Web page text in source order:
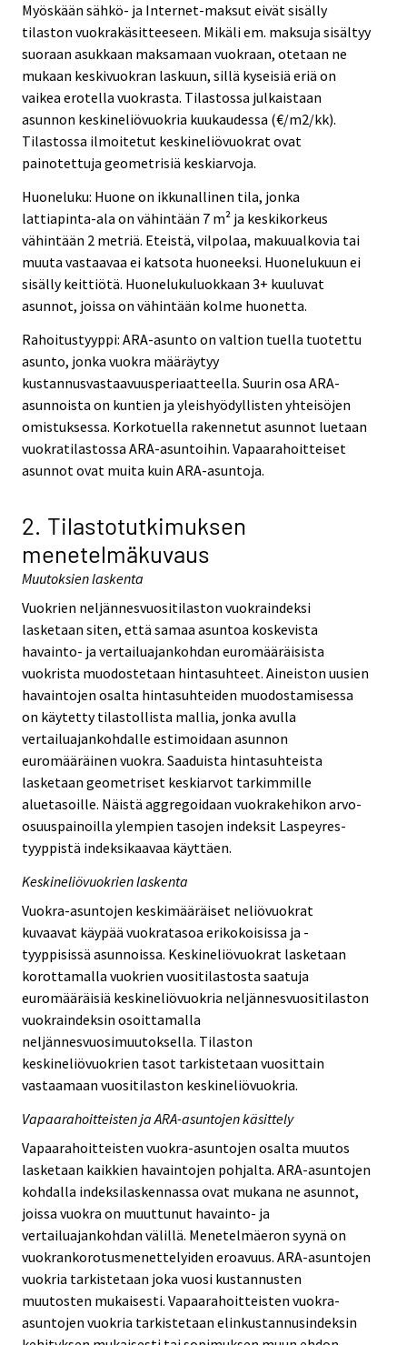
Myöskään sähkö- ja Internet-maksut eivät sisälly
tilaston vuokrakäsitteeseen. Mikäli em. maksuja sisältyy
suoraan asukkaan maksamaan vuokraan, otetaan ne
mukaan keskivuokran laskuun, sillä kyseisiä eriä on
vaikea erotella vuokrasta. Tilastossa julkaistaan
asunnon keskineliövuokria kuukaudessa (€/m2/kk).
Tilastossa ilmoitetut keskineliövuokrat ovat
painotettuja geometrisiä keskiarvoja.
Huoneluku: Huone on ikkunallinen tila, jonka
lattiapinta-ala on vähintään 7 m² ja keskikorkeus
vähintään 2 metriä. Eteistä, vilpolaa, makuualkovia tai
muuta vastaavaa ei katsota huoneeksi. Huonelukuun ei
sisälly keittiötä. Huonelukuluokkaan 3+ kuuluvat
asunnot, joissa on vähintään kolme huonetta.
Rahoitustyyppi: ARA-asunto on valtion tuella tuotettu
asunto, jonka vuokra määräytyy
kustannusvastaavuusperiaatteella. Suurin osa ARA-
asunnoista on kuntien ja yleishyödyllisten yhteisöjen
omistuksessa. Korkotuella rakennetut asunnot luetaan
vuokratilastossa ARA-asuntoihin. Vapaarahoitteiset
asunnot ovat muita kuin ARA-asuntoja.
2. Tilastotutkimuksen
menetelmäkuvaus
Muutoksien laskenta
Vuokrien neljännesvuositilaston vuokraindeksi
lasketaan siten, että samaa asuntoa koskevista
havainto- ja vertailuajankohdan euromääräisista
vuokrista muodostetaan hintasuhteet. Aineiston uusien
havaintojen osalta hintasuhteiden muodostamisessa
on käytetty tilastollista mallia, jonka avulla
vertailuajankohdalle estimoidaan asunnon
euromääräinen vuokra. Saaduista hintasuhteista
lasketaan geometriset keskiarvot tarkimmille
aluetasoille. Näistä aggregoidaan vuokrakehikon arvo-
osuuspainoilla ylempien tasojen indeksit Laspeyres-
tyyppistä indeksikaavaa käyttäen.
Keskineliövuokrien laskenta
Vuokra-asuntojen keskimääräiset neliövuokrat
kuvaavat käypää vuokratasoa erikokoisissa ja -
tyyppisissä asunnoissa. Keskineliövuokrat lasketaan
korottamalla vuokrien vuositilastosta saatuja
euromääräisiä keskineliövuokria neljännesvuositilaston
vuokraindeksin osoittamalla
neljännesvuosimuutoksella. Tilaston
keskineliövuokrien tasot tarkistetaan vuosittain
vastaamaan vuositilaston keskineliövuokria.
Vapaarahoitteisten ja ARA-asuntojen käsittely
Vapaarahoitteisten vuokra-asuntojen osalta muutos
lasketaan kaikkien havaintojen pohjalta. ARA-asuntojen
kohdalla indeksilaskennassa ovat mukana ne asunnot,
joissa vuokra on muuttunut havainto- ja
vertailuajankohdan välillä. Menetelmäeron syynä on
vuokrankorotusmenettelyiden eroavuus. ARA-asuntojen
vuokria tarkistetaan joka vuosi kustannusten
muutosten mukaisesti. Vapaarahoitteisten vuokra-
asuntojen vuokria tarkistetaan elinkustannusindeksin